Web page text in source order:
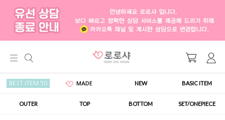
BEST ITEM 50 MADE NEW BASIC ITEM
OUTER TOP BOTTOM SET/ONEPIECE